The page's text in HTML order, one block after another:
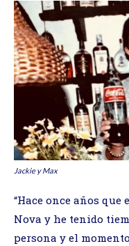
Jackie y Max
“Hace once años que
Nova y he tenido
persona y el